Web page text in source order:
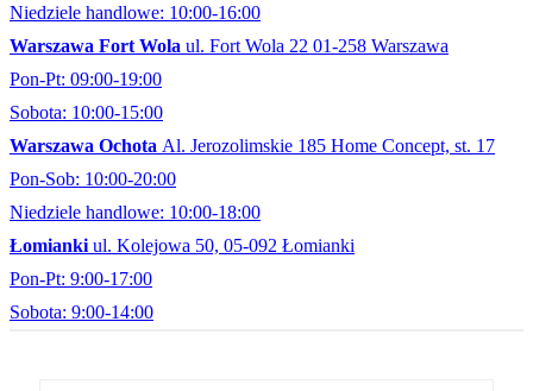
Niedziele handlowe: 10:00-16:00
Warszawa Fort Wola ul. Fort Wola 22 01-258 Warszawa
Pon-Pt: 09:00-19:00
Sobota: 10:00-15:00
Warszawa Ochota Al. Jerozolimskie 185 Home Concept, st. 17
Pon-Sob: 10:00-20:00
Niedziele handlowe: 10:00-18:00
Łomianki ul. Kolejowa 50, 05-092 Łomianki
Pon-Pt: 9:00-17:00
Sobota: 9:00-14:00